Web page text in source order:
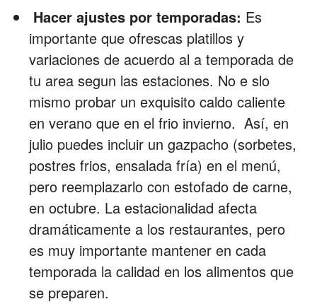
Hacer ajustes por temporadas: Es
importante que ofrescas platillos y
variaciones de acuerdo al a temporada de
tu area segun las estaciones. No e slo
mismo probar un exquisito caldo caliente
en verano que en el frio invierno. Así, en
julio puedes incluir un gazpacho (sorbetes,
postres frios, ensalada fría) en el menú,
pero reemplazarlo con estofado de carne,
en octubre. La estacionalidad afecta
dramáticamente a los restaurantes, pero
es muy importante mantener en cada
temporada la calidad en los alimentos que
se preparen.